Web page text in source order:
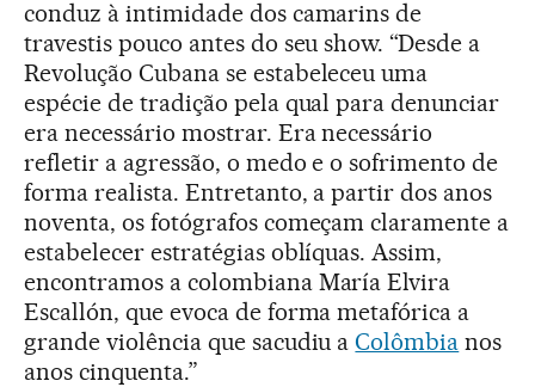
conduz à intimidade dos camarins de
travestis pouco antes do seu show. “Desde a
Revolução Cubana se estabeleceu uma
espécie de tradição pela qual para denunciar
era necessário mostrar. Era necessário
refletir a agressão, o medo e o sofrimento de
forma realista. Entretanto, a partir dos anos
noventa, os fotógrafos começam claramente a
estabelecer estratégias oblíquas. Assim,
encontramos a colombiana María Elvira
Escallón, que evoca de forma metafórica a
grande violência que sacudiu aColômbia nos
anos cinquenta.”